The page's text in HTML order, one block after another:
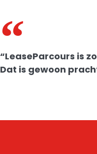
“LeaseParcours is
Dat is gewoon